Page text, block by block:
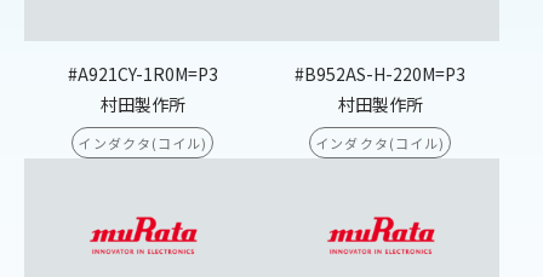
#A921CY-1R0M=P3
村田製作所
インダクタ(コイル)
#B952AS-H-220M=P3
村田製作所
インダクタ(コイル)